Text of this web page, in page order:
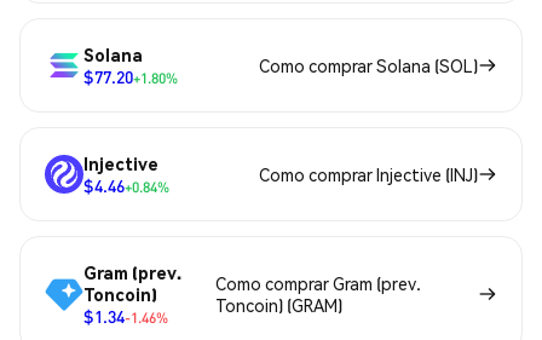
Solana
$77.20+1.80%
Como comprar Solana (SOL)
Injective
$4.46+0.84%
Como comprar Injective (INJ)
Gram (prev.
Toncoin)
$1.34-1.46%
Como comprar Gram (prev.
Toncoin) (GRAM)